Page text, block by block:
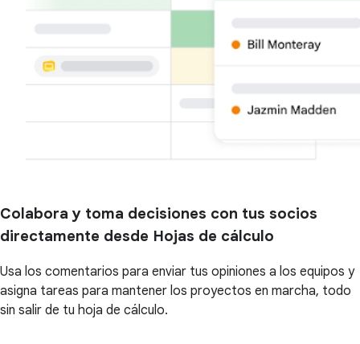
Colabora y toma decisiones con tus socios
directamente desde Hojas de cálculo
Usa los comentarios para enviar tus opiniones a los equipos y
asigna tareas para mantener los proyectos en marcha, todo
sin salir de tu hoja de cálculo.